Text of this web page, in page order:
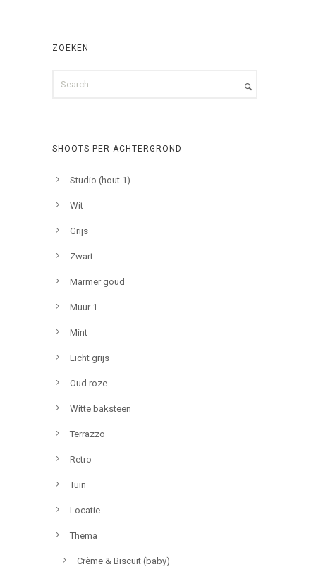
ZOEKEN
SHOOTS PER ACHTERGROND
Studio (hout 1)
Wit
Grijs
Zwart
Marmer goud
Muur 1
Mint
Licht grijs
Oud roze
Witte baksteen
Terrazzo
Retro
Tuin
Locatie
Thema
Crème & Biscuit (baby)